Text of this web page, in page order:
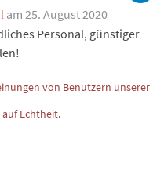
am 25. August 2020
Personal, günstiger
von Benutzern unserer
Echtheit.